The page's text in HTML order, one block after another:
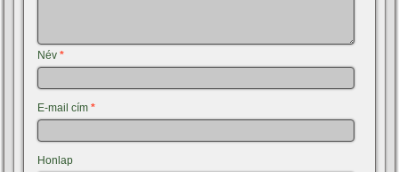
Név*
E-mail cím*
Honlap